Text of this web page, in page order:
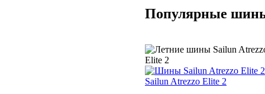
Популярные
Sailun Atrezzo Elite 2